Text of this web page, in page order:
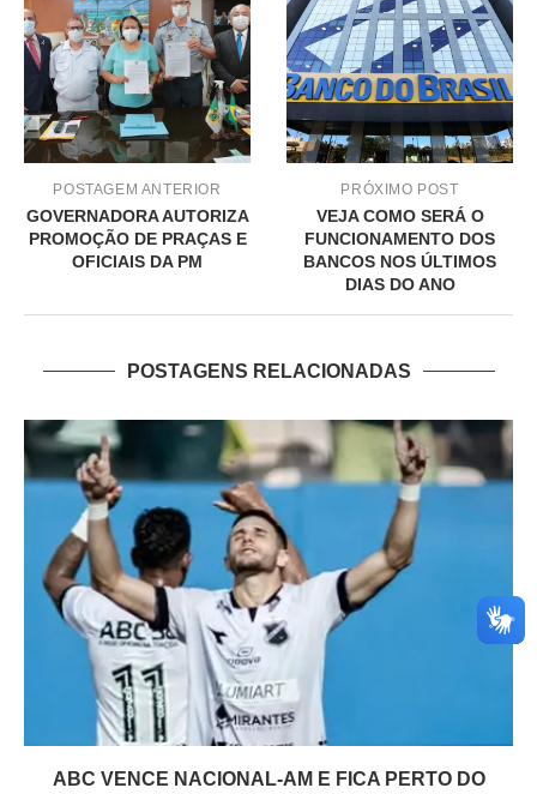
POSTAGEM ANTERIOR
GOVERNADORA AUTORIZA
PROMOÇÃO DE PRAÇAS E
OFICIAIS DA PM
PRÓXIMO POST
VEJA COMO SERÁ O
FUNCIONAMENTO DOS
BANCOS NOS ÚLTIMOS
DIAS DO ANO
POSTAGENS RELACIONADAS
ABC VENCE NACIONAL-AM E FICA PERTO DO